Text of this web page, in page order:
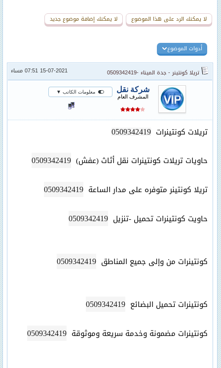
لا يمكنك الرد على هذا الموضوع لا يمكنك إضافة موضوع جديد
أدوات الموضوع
تريلا كونتينر - جدة الميناء -0509342419 15-07-2021 07:51 مساء
شركة نقل
المشرف العام
معلومات الكاتب ▼
تريلات كونتينرات 0509342419
حاويات تريلات كونتينرات نقل أثاث (عفش) 0509342419
تريلا كونتينر متوفره على مدار الساعة 0509342419
حاويت كونتينرات تحميل -تنزيل 0509342419
كونتينرات من وإلى جميع المناطق 0509342419
كونتينرات تحميل البضائع 0509342419
كونتينرات مضمونة وخدمة سريعة وموثوقة 0509342419